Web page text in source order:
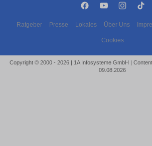
Ratgeber Presse Lokales Über Uns
Cookies
Copyright © 2000 - 2026 | 1A Infosysteme GmbH |
09.08.2026